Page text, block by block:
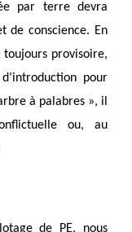
par terre devra
de conscience. En
toujours provisoire,
pour
à palabres », il
ou, au
de PE, nous